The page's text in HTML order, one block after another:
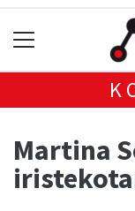
Martina